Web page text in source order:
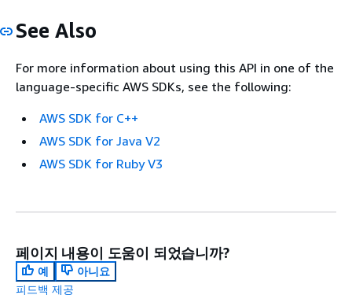
See Also
For more information about using this API in one of the
language-specific AWS SDKs, see the following:
AWS SDK for C++
AWS SDK for Java V2
AWS SDK for Ruby V3
페이지 내용이 도움이 되었습니까?
예
아니요
피드백 제공